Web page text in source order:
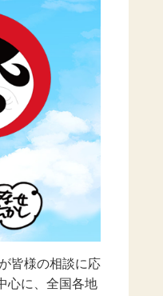
皆様の相談に応
心に、全国各地